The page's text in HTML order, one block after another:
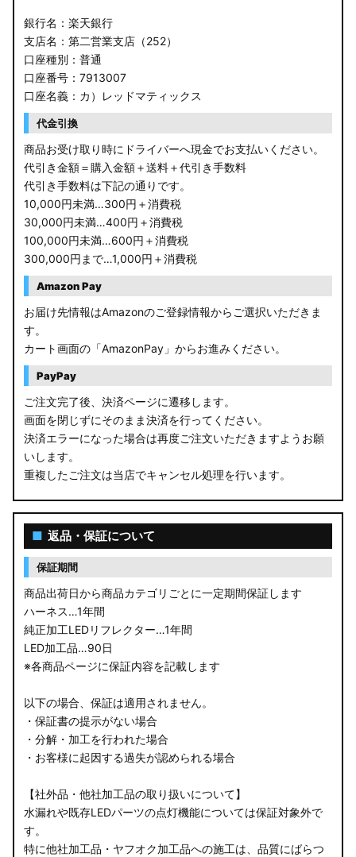
銀行名：楽天銀行
支店名：第二営業支店（252）
口座種別：普通
口座番号：7913007
口座名義：カ）レッドマティックス
代金引換
商品お受け取り時にドライバーへ現金でお支払いください。
代引き金額＝購入金額＋送料＋代引き手数料
代引き手数料は下記の通りです。
10,000円未満…300円＋消費税
30,000円未満…400円＋消費税
100,000円未満…600円＋消費税
300,000円まで…1,000円＋消費税
Amazon Pay
お届け先情報はAmazonのご登録情報からご選択いただきま
す。
カート画面の「AmazonPay」からお進みください。
PayPay
ご注文完了後、決済ページに遷移します。
画面を閉じずにそのまま決済を行ってください。
決済エラーになった場合は再度ご注文いただきますようお願
いします。
重複したご注文は当店でキャンセル処理を行います。
■ 返品・保証について
保証期間
商品出荷日から商品カテゴリごとに一定期間保証します
ハーネス…1年間
純正加工LEDリフレクター…1年間
LED加工品…90日
※各商品ページに保証内容を記載します
以下の場合、保証は適用されません。
・保証書の提示がない場合
・分解・加工を行われた場合
・お客様に起因する過失が認められる場合
【社外品・他社加工品の取り扱いについて】
水漏れや既存LEDパーツの点灯機能については保証対象外で
す。
特に他社加工品・ヤフオク加工品への施工は、品質にばらつ